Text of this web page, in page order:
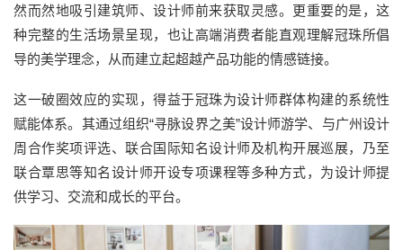
然而然地吸引建筑师、设计师前来获取灵感。更重要的是，这
种完整的生活场景呈现，也让高端消费者能直观理解冠珠所倡
导的美学理念，从而建立起超越产品功能的情感链接。
这一破圈效应的实现，得益于冠珠为设计师群体构建的系统性
赋能体系。其通过组织“寻脉设界之美”设计师游学、与广州设计
周合作奖项评选、联合国际知名设计师及机构开展巡展，乃至
联合覃思等知名设计师开设专项课程等多种方式，为设计师提
供学习、交流和成长的平台。